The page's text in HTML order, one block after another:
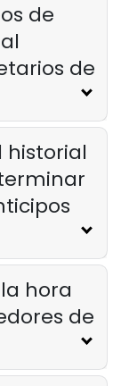
de
de
historial
hora
de